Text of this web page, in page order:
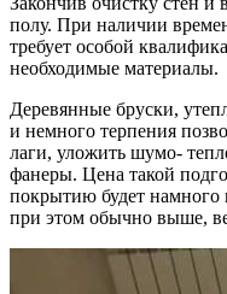
полу. При наличии
требует особой
необходимые материалы.
Деревянные бруски,
и немного терпения
лаги, уложить шумо-
фанеры. Цена такой
покрытию будет намного
при этом обычно выше,